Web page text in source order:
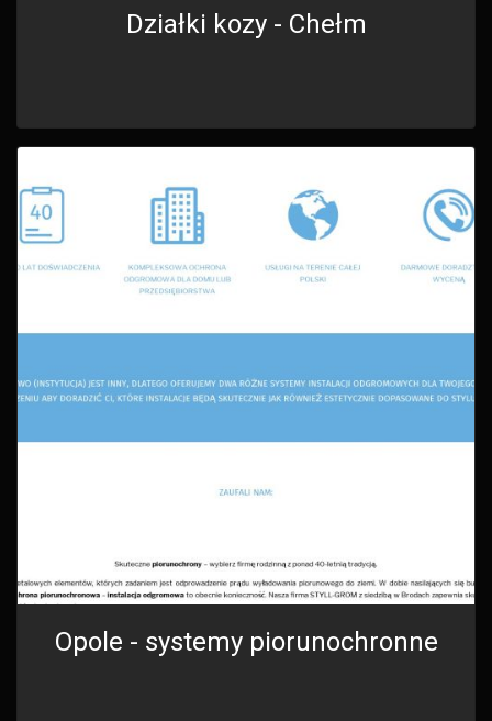
Działki kozy - Chełm
Opole - systemy piorunochronne